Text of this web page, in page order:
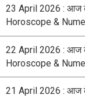
23 April 2026 : आज के
Horoscope &
22 April 2026 : आज के
Horoscope &
21 April 2026 : आज के